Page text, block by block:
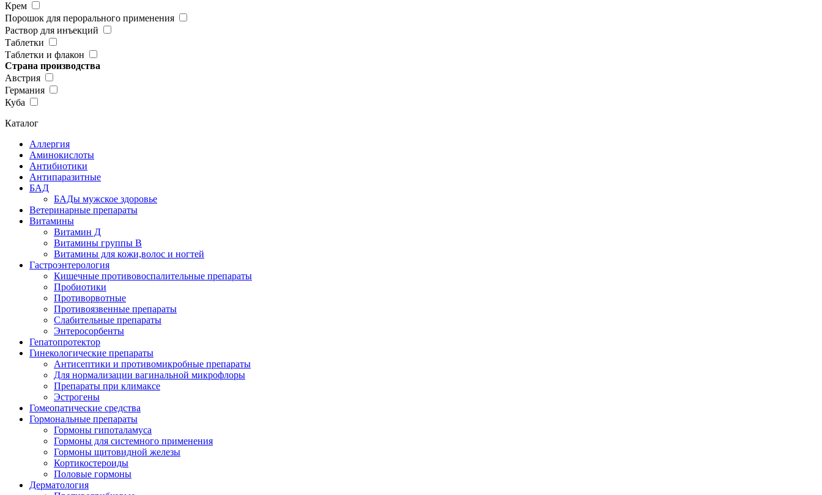
Крем
Порошок для перорального применения
Раствор для инъекций
Таблетки
Таблетки и флакон
Страна производства
Австрия
Германия
Куба
Каталог
Аллергия
Аминокислоты
Антибиотики
Антипаразитные
БАД
БАДы мужское здоровье
Ветеринарные препараты
Витамины
Витамин Д
Витамины группы В
Витамины для кожи,волос и ногтей
Гастроэнтерология
Кишечные противовоспалительные препараты
Пробиотики
Противорвотные
Противоязвенные препараты
Слабительные препараты
Энтеросорбенты
Гепатопротектор
Гинекологические препараты
Антисептики и противомикробные препараты
Для нормализации вагинальной микрофлоры
Препараты при климаксе
Эстрогены
Гомеопатические средства
Гормональные препараты
Гормоны гипоталамуса
Гормоны для системного применения
Гормоны щитовидной железы
Кортикостероиды
Половые гормоны
Дерматология